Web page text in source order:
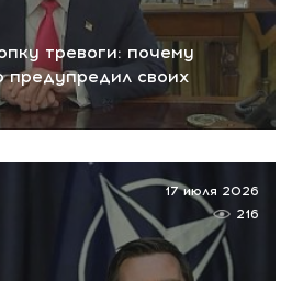
тревоги: почему
предупредил своих
17 июля 2026
216